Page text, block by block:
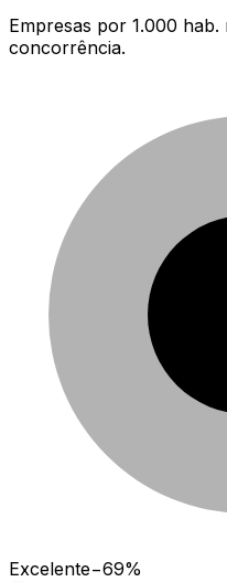
Empresas por 1.000
concorrência.
Excelente−69%